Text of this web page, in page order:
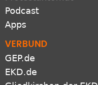
Podcast
Apps
VERBUND
GEP.de
EKD.de